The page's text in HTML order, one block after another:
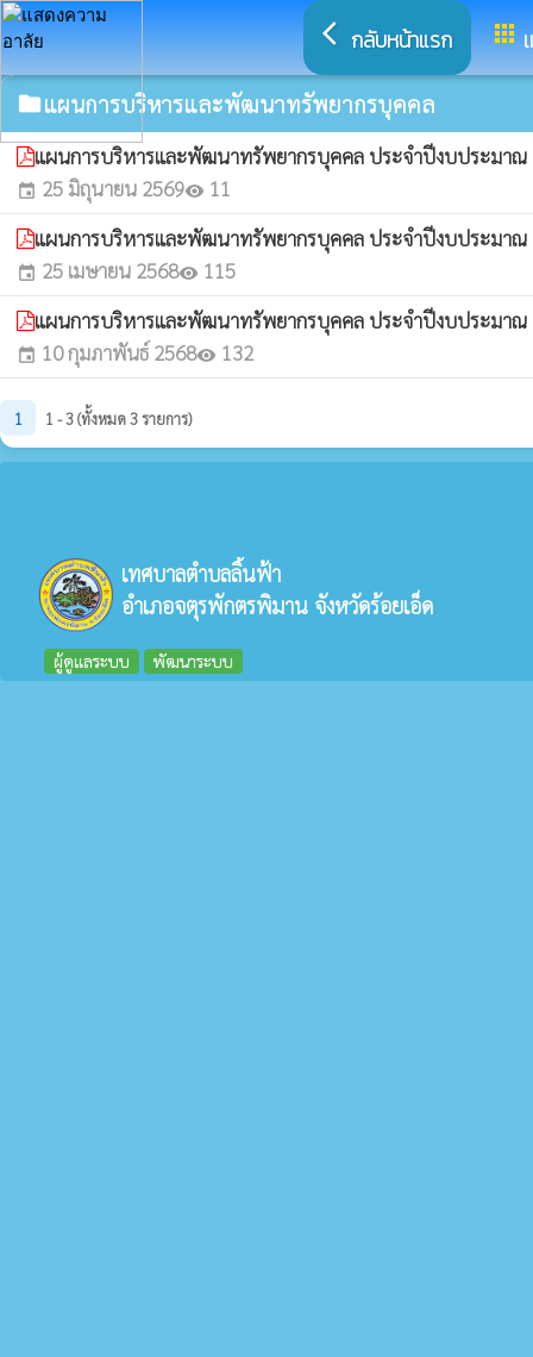
arrow_back_ios กลับหน้าแรก apps
folderแผนการบริหารและพัฒนาทรัพยากรบุคคล
แผนการบริหารและพัฒนาทรัพยากรบุคคล ประจำปีงบประมา
event 25 มิถุนายน 2569visibility 11
แผนการบริหารและพัฒนาทรัพยากรบุคคล ประจำปีงบประมา
event 25 เมษายน 2568visibility 115
แผนการบริหารและพัฒนาทรัพยากรบุคคล ประจำปีงบประมา
event 10 กุมภาพันธ์ 2568visibility 132
1 1 - 3 (ทั้งหมด 3 รายการ)
เทศบาลตำบลลิ้นฟ้า
อำเภอจตุรพักตรพิมาน จังหวัดร้อยเอ็ด
ผู้ดูแลระบบ พัฒนาระบบ